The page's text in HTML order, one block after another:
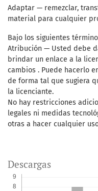
Adaptar — remezclar,
material para cualquier
Bajo los siguientes
Atribución — Usted debe
brindar un enlace a la
cambios . Puede hacerlo
de forma tal que sugiera
la licenciante.
No hay restricciones
legales ni medidas
otras a hacer cualquier
Descargas